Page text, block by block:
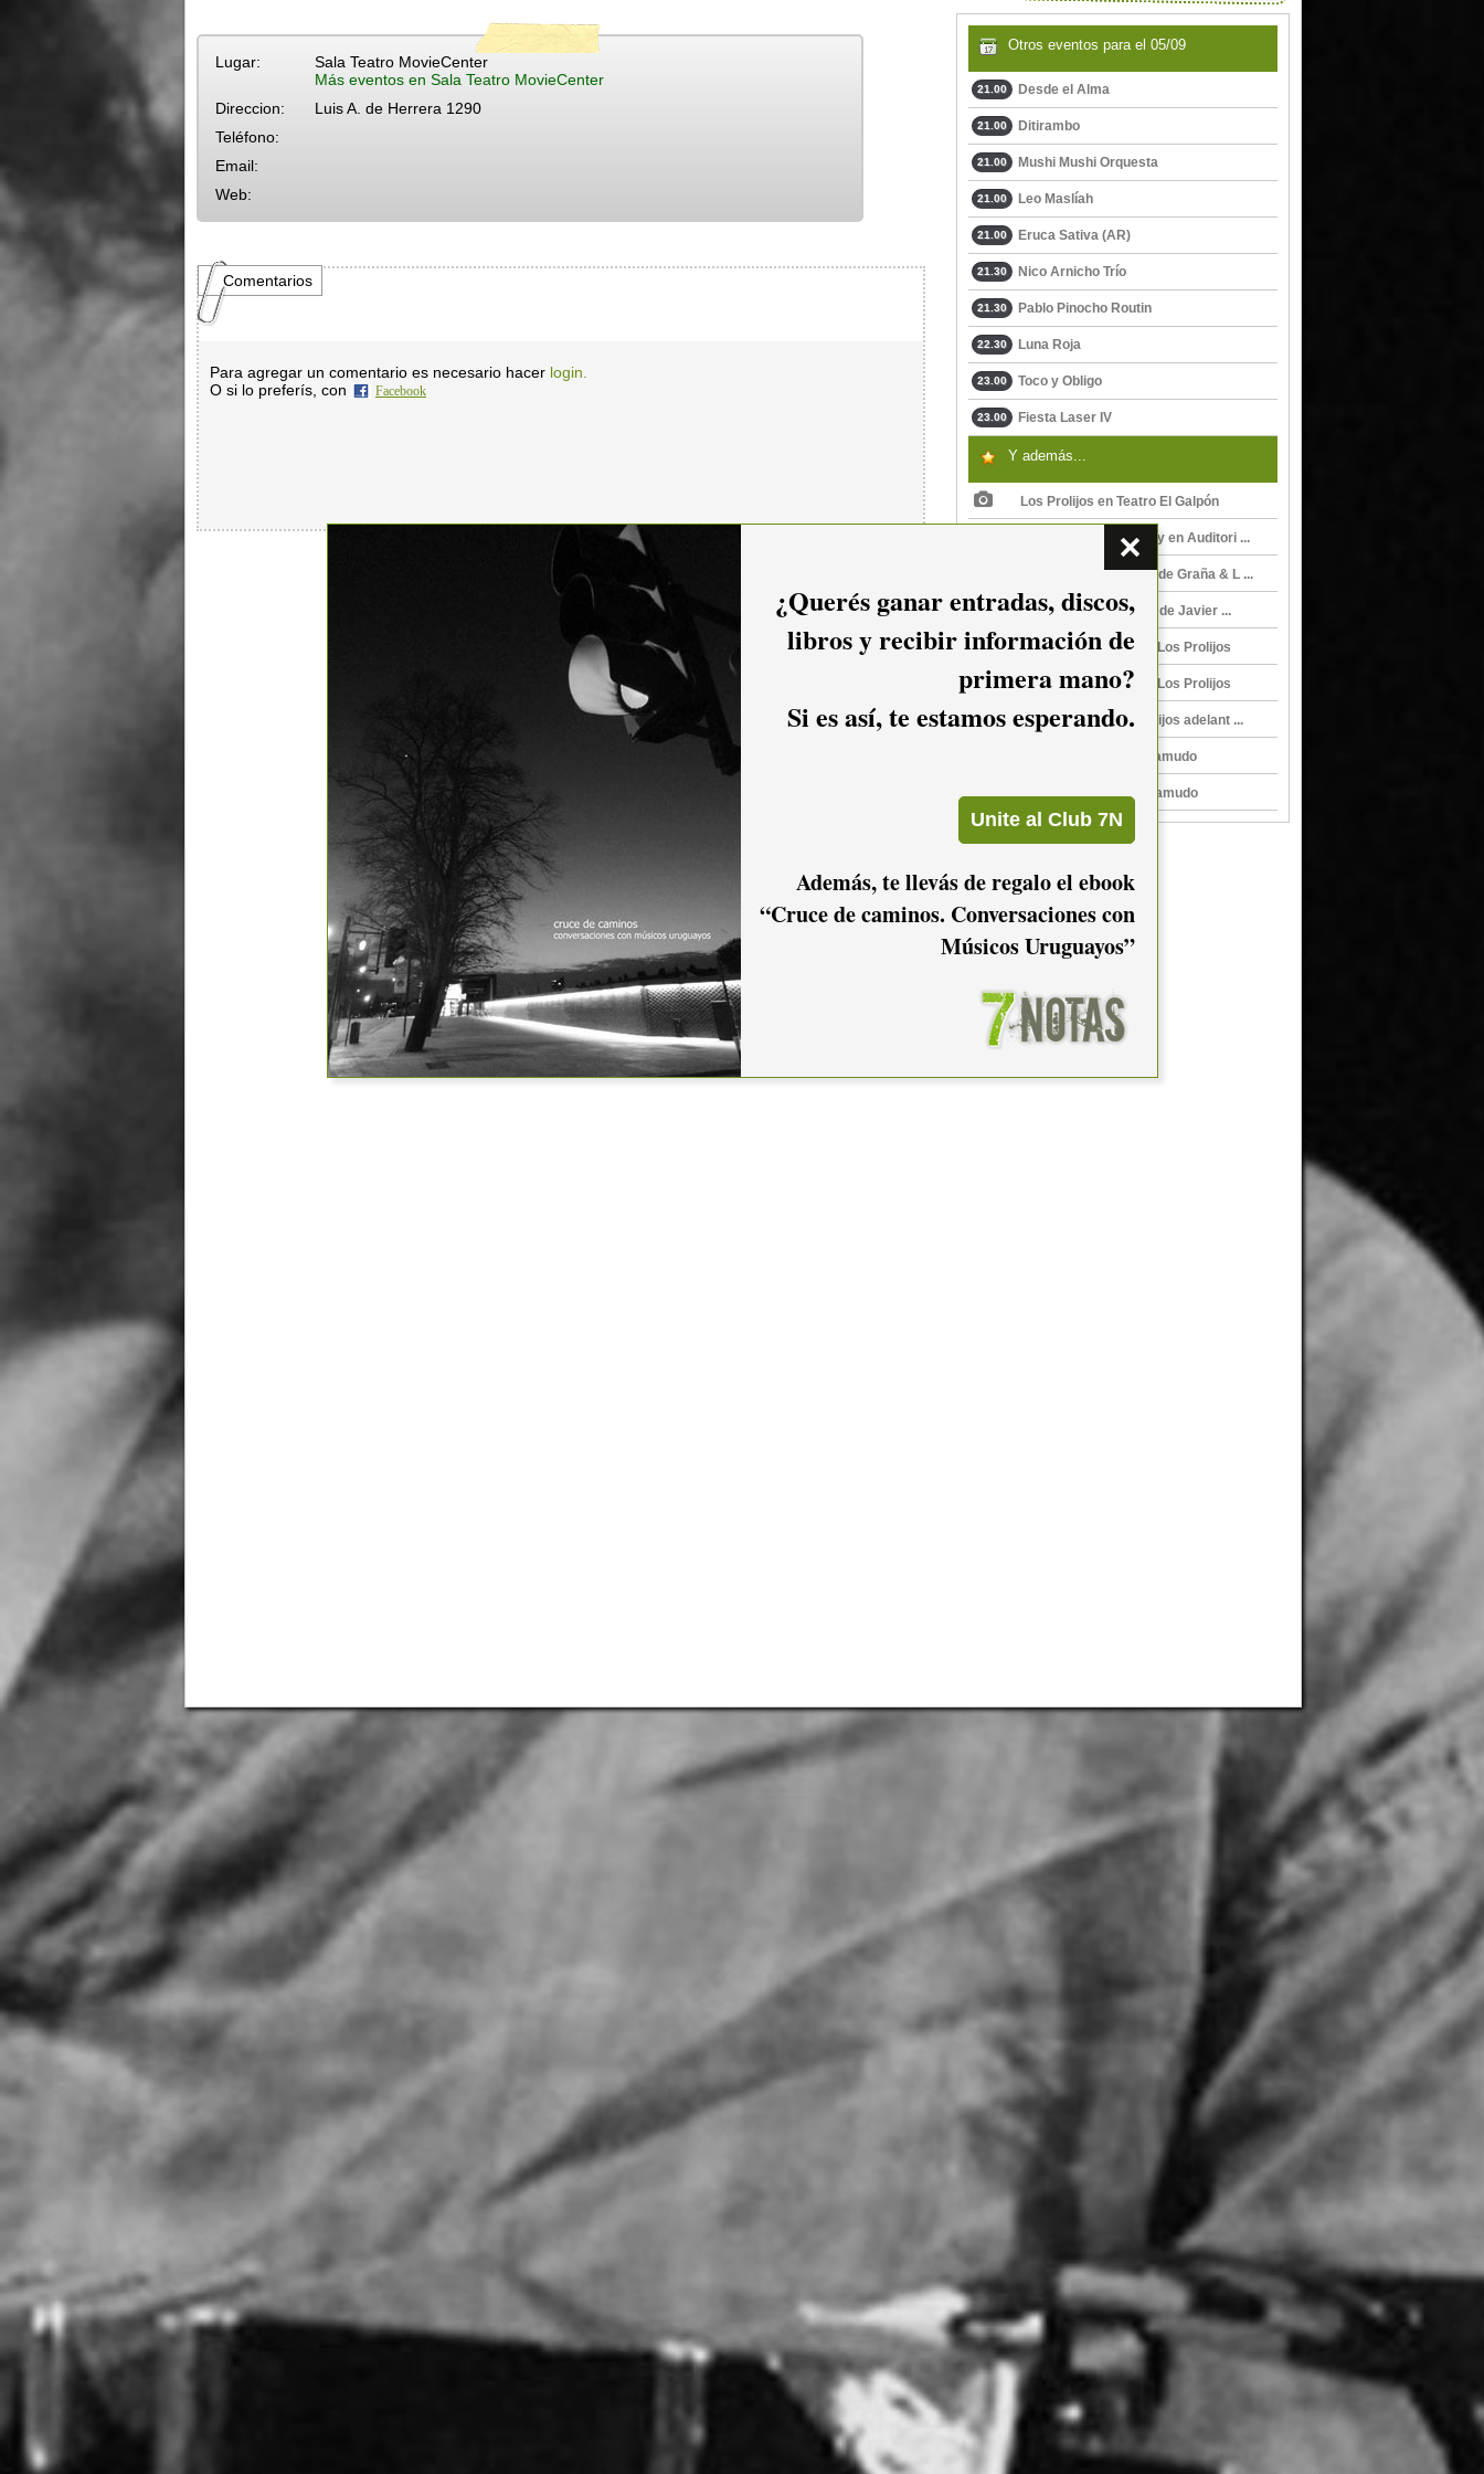
Lugar:
Sala Teatro MovieCenter
Más eventos en Sala Teatro MovieCenter
Direccion:
Luis A. de Herrera 1290
Teléfono:
Email:
Web:
Comentarios
Para agregar un comentario es necesario hacer login.
O si lo preferís, con
Facebook
Otros eventos para el 05/09
21.00 Desde el Alma
21.00 Ditirambo
21.00 Mushi Mushi Orquesta
21.00 Leo Maslíah
21.00 Eruca Sativa (AR)
21.30 Nico Arnicho Trío
21.30 Pablo Pinocho Routin
22.30 Luna Roja
23.00 Toco y Obligo
23.00 Fiesta Laser IV
Y además...
Los Prolijos en Teatro El Galpón
Montevideo Sound City en Auditori ...
Pa`los músicos, de Fede Graña & L ...
Álbum Diario de Viaje, de Javier ...
Hoy, de Fede Graña y Los Prolijos
Hoy, de Fede Graña & Los Prolijos
Fede Graña & Los Prolijos adelant ...
Fede Graña en El Tartamudo
Fede Graña en El Tartamudo
¿Querés ganar entradas, discos,
libros y recibir información de
primera mano?
Si es así, te estamos esperando.
Además, te llevás de regalo el ebook
“Cruce de caminos. Conversaciones con
Músicos Uruguayos”